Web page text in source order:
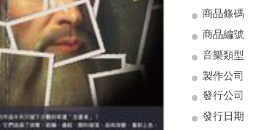
商品條碼
商品編號
音樂類型
製作公司
發行公司
發行日期